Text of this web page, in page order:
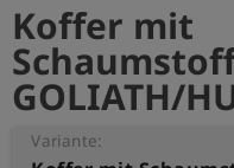
Koffer mit
GOLIATH/
Variante: